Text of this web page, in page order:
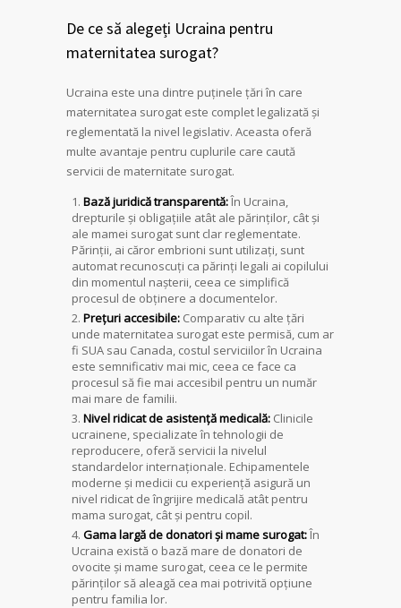
De ce să alegeți Ucraina pentru
maternitatea surogat?
Ucraina este una dintre puținele țări în care
maternitatea surogat este complet legalizată și
reglementată la nivel legislativ. Aceasta oferă
multe avantaje pentru cuplurile care caută
servicii de maternitate surogat.
Bază juridică transparentă:În Ucraina,
drepturile și obligațiile atât ale părinților, cât și
ale mamei surogat sunt clar reglementate.
Părinții, ai căror embrioni sunt utilizați, sunt
automat recunoscuți ca părinți legali ai copilului
din momentul nașterii, ceea ce simplifică
procesul de obținere a documentelor.
Prețuri accesibile: Comparativ cu alte țări
unde maternitatea surogat este permisă, cum ar
fi SUA sau Canada, costul serviciilor în Ucraina
este semnificativ mai mic, ceea ce face ca
procesul să fie mai accesibil pentru un număr
mai mare de familii.
Nivel ridicat de asistență medicală: Clinicile
ucrainene, specializate în tehnologii de
reproducere, oferă servicii la nivelul
standardelor internaționale. Echipamentele
moderne și medicii cu experiență asigură un
nivel ridicat de îngrijire medicală atât pentru
mama surogat, cât și pentru copil.
Gama largă de donatori și mame surogat:În
Ucraina există o bază mare de donatori de
ovocite și mame surogat, ceea ce le permite
părinților să aleagă cea mai potrivită opțiune
pentru familia lor.